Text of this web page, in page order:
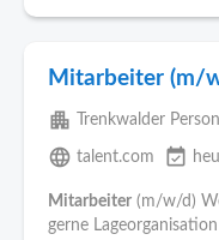
Mitarbeiter (m/
apartment Trenkwalder
language talent.com event_available
Mitarbeiter (m/w/d)
gerne